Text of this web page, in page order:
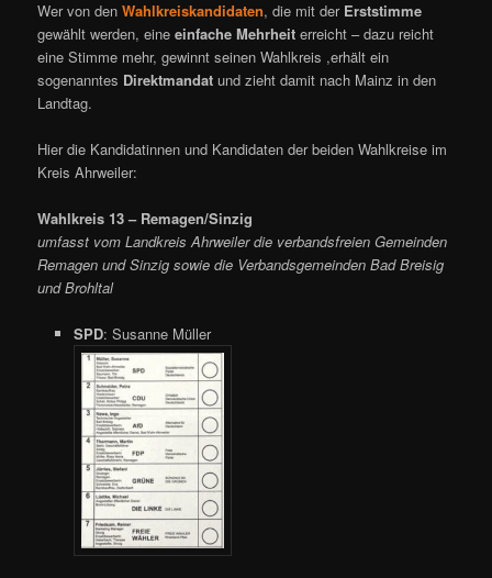
Wer von denWahlkreiskandidaten, die mit der Erststimme
gewählt werden, eineeinfache Mehrheit erreicht – dazu reicht
eine Stimme mehr, gewinnt seinen Wahlkreis ,erhält ein
sogenanntes Direktmandat und zieht damit nach Mainz in den
Landtag.
Hier die Kandidatinnen und Kandidaten der beiden Wahlkreise im
Kreis Ahrweiler:
Wahlkreis 13 – Remagen/Sinzig
umfasst vom Landkreis Ahrweiler die verbandsfreien Gemeinden
Remagen und Sinzig sowie die Verbandsgemeinden Bad Breisig
und Brohltal
SPD: Susanne Müller